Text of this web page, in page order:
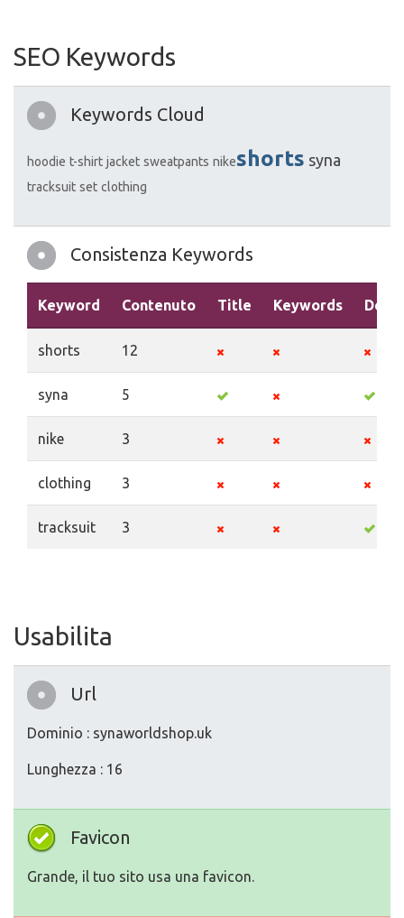
SEO Keywords
Keywords Cloud
hoodie t-shirt jacket sweatpants nike​shorts syna
tracksuit set clothing
Consistenza Keywords
Keyword Contenuto Title Keywords
shorts 12
syna 5
nike​ 3
clothing 3
tracksuit 3
Usabilita
Url
Dominio : synaworldshop.uk
Lunghezza : 16
Favicon
Grande, il tuo sito usa una favicon.